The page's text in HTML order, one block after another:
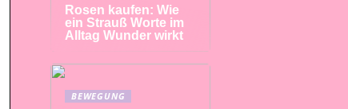
Rosen kaufen: Wie
ein Strauß Worte im
Alltag Wunder wirkt
BEWEGUNG